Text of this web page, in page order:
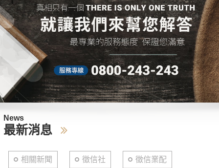
News
最新消息
相關新聞 徵信社 徵信業配